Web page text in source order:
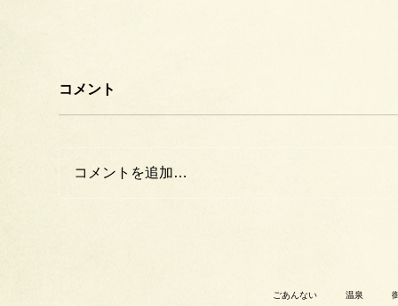
コメント
コメントを追加…
ごあんない 温泉